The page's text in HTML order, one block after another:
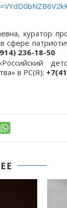
куратор
236-18-50
в РС(Я):